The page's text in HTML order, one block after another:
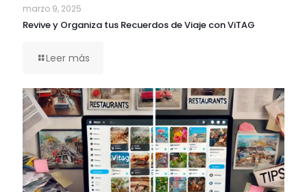
marzo 9, 2025
Revive y Organiza tus Recuerdos de Viaje con ViTAG
Leer más